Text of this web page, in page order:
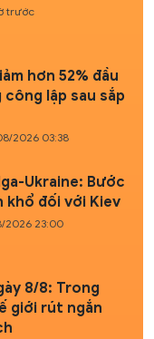
trước
hơn 52% đầu
lập sau sắp
2026 03:38
Ukraine: Bước
khổ đối với Kiev
2026 23:00
8/8: Trong
giới rút ngắn